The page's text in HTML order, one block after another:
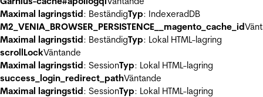
Maximal lagringstid: BeständigTyp: IndexeradDB
M2_VENIA_BROWSER_PERSISTENCE__magento_cache_id
Maximal lagringstid: BeständigTyp: Lokal HTML-lagring
scrollLockVäntande
Maximal lagringstid: SessionTyp: Lokal HTML-lagring
success_login_redirect_pathVäntande
Maximal lagringstid: SessionTyp: Lokal HTML-lagring